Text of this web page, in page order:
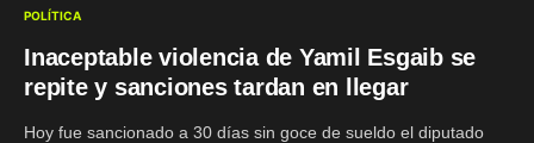
POLÍTICA
Inaceptable violencia de Yamil Esgaib se
repite y sanciones tardan en llegar
Hoy fue sancionado a 30 días sin goce de sueldo el diputado